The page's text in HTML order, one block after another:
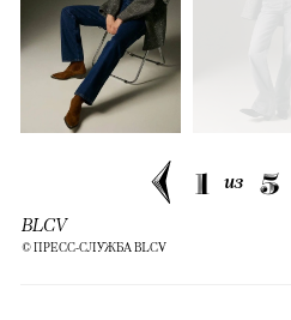
1 из 5
BLCV
© ПРЕСС-СЛУЖБА BLCV